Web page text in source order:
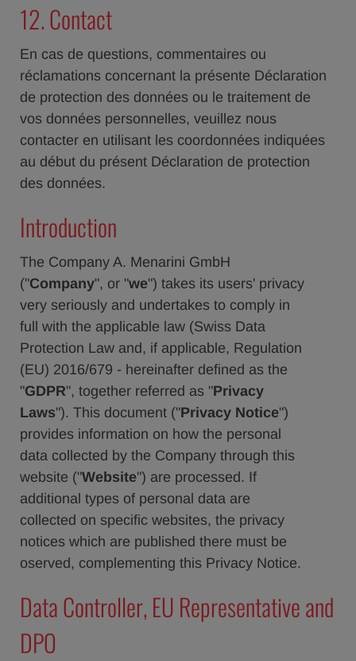
12. Contact
En cas de questions, commentaires ou
réclamations concernant la présente Déclaration
de protection des données ou le traitement de
vos données personnelles, veuillez nous
contacter en utilisant les coordonnées indiquées
au début du présent Déclaration de protection
des données.
Introduction
The Company A. Menarini GmbH
("Company", or "we") takes its users' privacy
very seriously and undertakes to comply in
full with the applicable law (Swiss Data
Protection Law and, if applicable, Regulation
(EU) 2016/679 - hereinafter defined as the
"GDPR", together referred as "Privacy
Laws"). This document ("Privacy Notice")
provides information on how the personal
data collected by the Company through this
website ("Website") are processed. If
additional types of personal data are
collected on specific websites, the privacy
notices which are published there must be
oserved, complementing this Privacy Notice.
Data Controller, EU Representative and
DPO